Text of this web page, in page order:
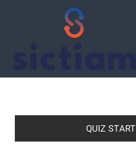
QUIZ START